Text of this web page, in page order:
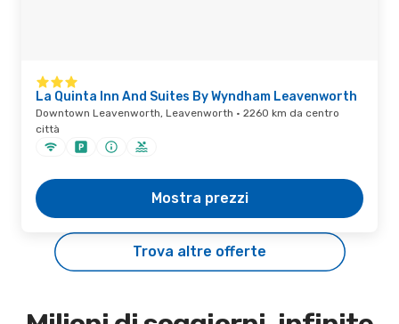
La Quinta Inn And Suites By Wyndham Leavenworth
Downtown Leavenworth, Leavenworth · 2260 km da centro
città
Mostra prezzi
Trova altre offerte